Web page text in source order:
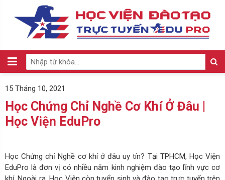
15 Tháng 10, 2021
Học Chứng Chỉ Nghề Cơ Khí Ở Đâu |
Học Viện EduPro
Học Chứng chỉ Nghề cơ khí ở đâu uy tín? Tại TPHCM, Học Viện
EduPro là đơn vị có nhiều năm kinh nghiệm đào tạo lĩnh vực cơ